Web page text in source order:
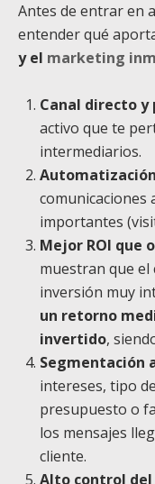
Antes de entrar en
entender qué
y el marketing
Canal directo y
activo que te
intermediarios.
comunicaciones
importantes
Mejor ROI que
muestran que
inversión muy
un retorno
invertido,
Segmentación
intereses, tipo
presupuesto o
los mensajes
cliente.
Alto control